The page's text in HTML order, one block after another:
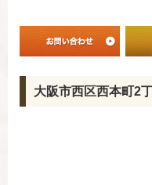
大阪市西区西本町2